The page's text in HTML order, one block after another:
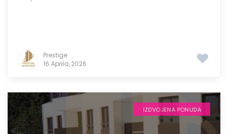
Prestige
16 Aprila, 2026
IZDVOJENA PONUDA